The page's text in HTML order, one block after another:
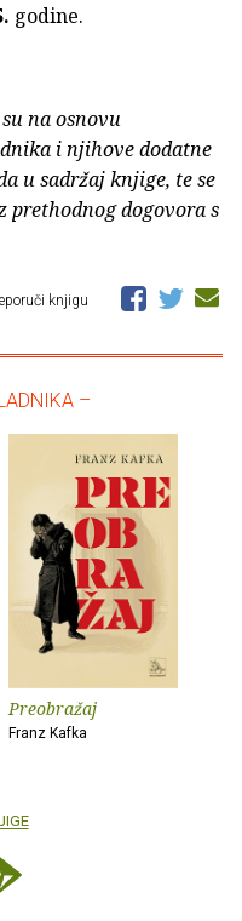
godine.
na osnovu
i njihove dodatne
u sadržaj knjige, te se
prethodnog dogovora s
knjigu
–
Preobražaj
Franz Kafka